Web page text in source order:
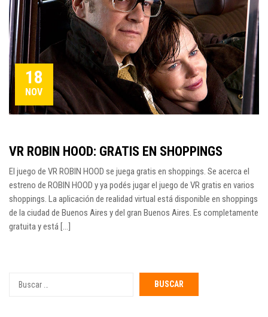
18
NOV
VR ROBIN HOOD: GRATIS EN SHOPPINGS
El juego de VR ROBIN HOOD se juega gratis en shoppings. Se acerca el
estreno de ROBIN HOOD y ya podés jugar el juego de VR gratis en varios
shoppings. La aplicación de realidad virtual está disponible en shoppings
de la ciudad de Buenos Aires y del gran Buenos Aires. Es completamente
gratuita y está [...]
por: